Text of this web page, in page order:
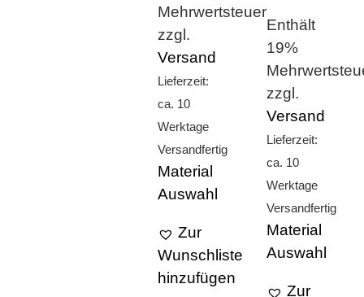
Mehrwertsteuer
zzgl.
Versand
Lieferzeit:
ca. 10
Werktage
Versandfertig
Material
Auswahl
Zur
Wunschliste
hinzufügen
Enthält
19%
zzgl.
Versand
Lieferzeit:
ca. 10
Werktage
Versandfertig
Material
Auswahl
Zur